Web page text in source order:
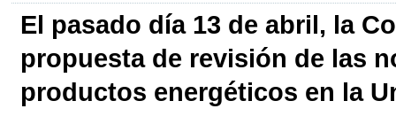
El pasado día 13 de abril, la
propuesta de revisión de las
productos energéticos en la